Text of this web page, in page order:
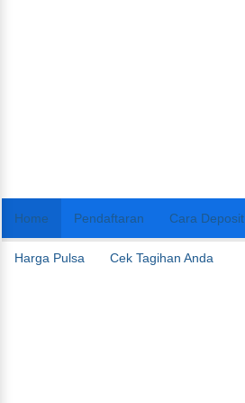
Home Pendaftaran Cara Deposit
Harga Pulsa Cek Tagihan Anda